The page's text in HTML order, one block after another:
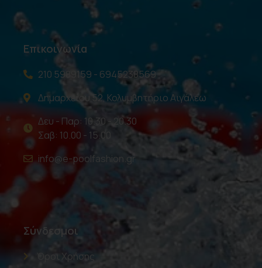
Επικοινωνία
210 5989159 - 6945238569
Δημαρχείου 52, Κολυμβητήριο Αιγάλεω
Δευ - Παρ: 10.30 - 20.30
Σαβ: 10.00 - 15.00
info@e-poolfashion.gr
Σύνδεσμοι
Όροι Χρήσης